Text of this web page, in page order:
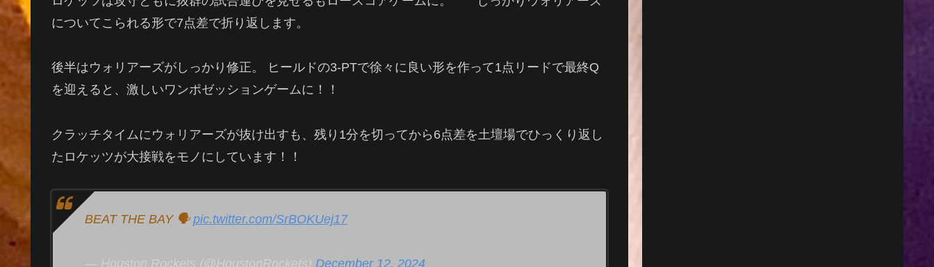
についてこられる形で7点差で折り返します。
後半はウォリアーズがしっかり修正。 ヒールドの3-PTで徐々に良い形を作って1点リードで最終Q
を迎えると、激しいワンポゼッションゲームに！！
クラッチタイムにウォリアーズが抜け出すも、残り1分を切ってから6点差を土壇場でひっくり返し
たロケッツが大接戦をモノにしています！！
BEAT THE BAY 🗣️pic.twitter.com/SrBOKUej17
— Houston Rockets (@HoustonRockets) December 12, 2024